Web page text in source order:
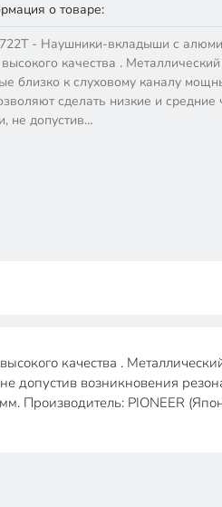
о товаре:
- Наушники-вкладыши с
качества .
близко к слуховому каналу
сделать низкие и средние
не допустив…
качества .
допустив возникновения
Производитель: PIONEER